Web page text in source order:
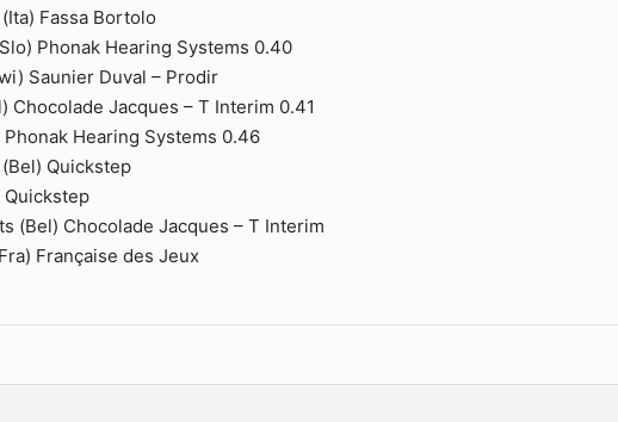
Fassa Bortolo
Phonak Hearing Systems 0.40
Saunier Duval – Prodir
Chocolade Jacques – T Interim 0.41
Hearing Systems 0.46
Quickstep
Quickstep
(Bel) Chocolade Jacques – T Interim
Française des Jeux